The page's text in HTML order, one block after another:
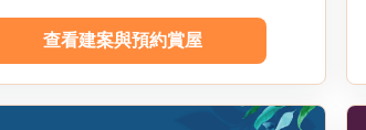
查看建案與預約賞屋